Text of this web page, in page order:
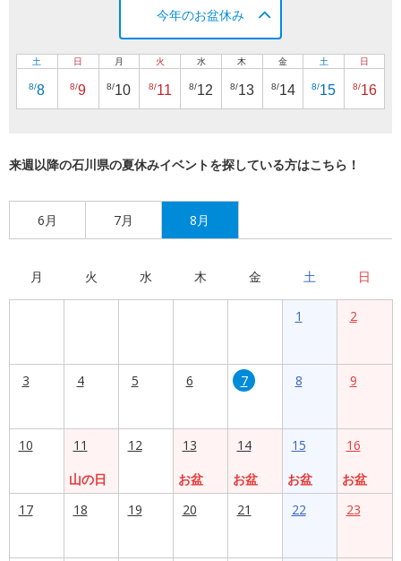
今年のお盆休み
土
8/8
日
8/9
月
8/10
火
8/11
水
8/12
木
8/13
金
8/14
土
8/15
日
8/16
来週以降の石川県の夏休みイベントを探している方はこちら！
6月 7月 8月
月 火 水 木 金 土 日
1 2
3 4 5 6 7 8 9
10
11
山の日
12
13
お盆
14
お盆
15
お盆
16
お盆
17
18 19 20 21 22 23